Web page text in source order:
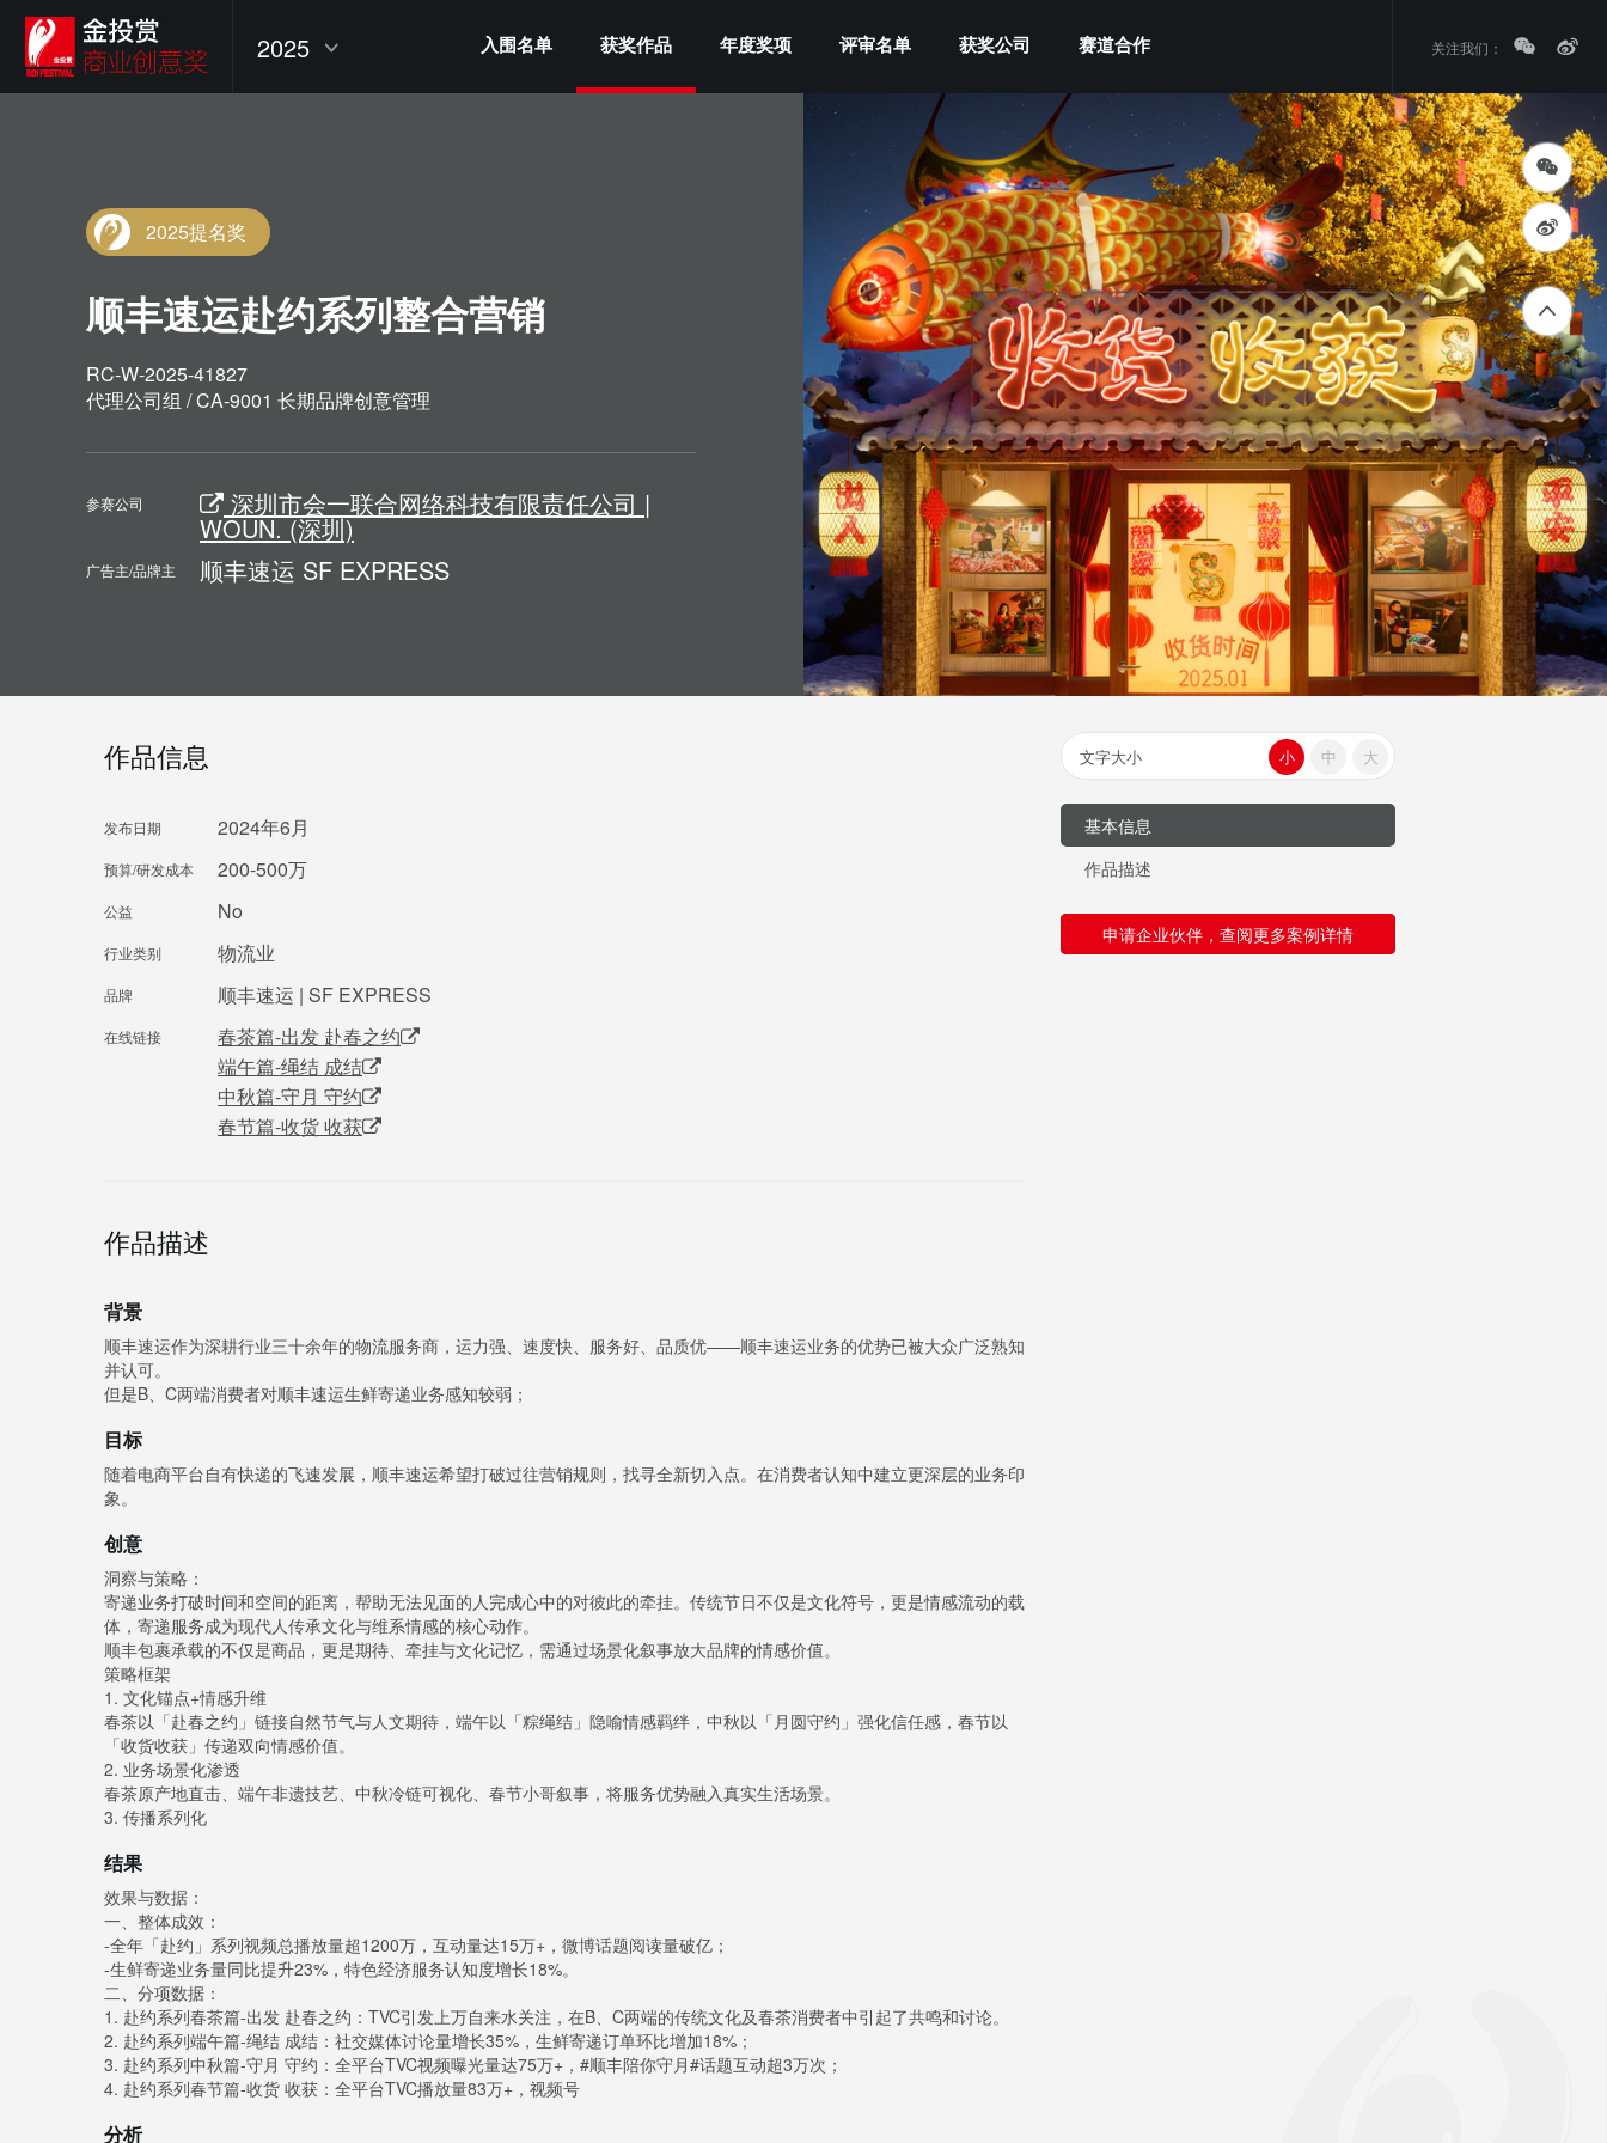
2025 入围名单 获奖作品 年度奖项 评审名单 获奖公司 赛道合作 关注我们：
2025提名奖
顺丰速运赴约系列整合营销
RC-W-2025-41827
代理公司组 / CA-9001 长期品牌创意管理
参赛公司 深圳市会一联合网络科技有限责任公司 |
WOUN. (深圳)
广告主/品牌主 顺丰速运 SF EXPRESS
作品信息
发布日期 2024年6月
预算/研发成本 200-500万
公益 No
行业类别 物流业
品牌 顺丰速运 | SF EXPRESS
在线链接
春茶篇-出发 赴春之约
端午篇-绳结 成结
中秋篇-守月 守约
春节篇-收货 收获
作品描述
背景
顺丰速运作为深耕行业三十余年的物流服务商，运力强、速度快、服务好、品质优——顺丰速运业务的优势已被大众广泛熟知
并认可。
但是B、C两端消费者对顺丰速运生鲜寄递业务感知较弱；
目标
随着电商平台自有快递的飞速发展，顺丰速运希望打破过往营销规则，找寻全新切入点。在消费者认知中建立更深层的业务印
象。
创意
洞察与策略：
寄递业务打破时间和空间的距离，帮助无法见面的人完成心中的对彼此的牵挂。传统节日不仅是文化符号，更是情感流动的载
体，寄递服务成为现代人传承文化与维系情感的核心动作。
顺丰包裹承载的不仅是商品，更是期待、牵挂与文化记忆，需通过场景化叙事放大品牌的情感价值。
策略框架
1. 文化锚点+情感升维
春茶以「赴春之约」链接自然节气与人文期待，端午以「粽绳结」隐喻情感羁绊，中秋以「月圆守约」强化信任感，春节以
「收货收获」传递双向情感价值。
2. 业务场景化渗透
春茶原产地直击、端午非遗技艺、中秋冷链可视化、春节小哥叙事，将服务优势融入真实生活场景。
3. 传播系列化
结果
效果与数据：
一、整体成效：
-全年「赴约」系列视频总播放量超1200万，互动量达15万+，微博话题阅读量破亿；
-生鲜寄递业务量同比提升23%，特色经济服务认知度增长18%。
二、分项数据：
1. 赴约系列春茶篇-出发 赴春之约：TVC引发上万自来水关注，在B、C两端的传统文化及春茶消费者中引起了共鸣和讨论。
2. 赴约系列端午篇-绳结 成结：社交媒体讨论量增长35%，生鲜寄递订单环比增加18%；
3. 赴约系列中秋篇-守月 守约：全平台TVC视频曝光量达75万+，#顺丰陪你守月#话题互动超3万次；
4. 赴约系列春节篇-收货 收获：全平台TVC播放量83万+，视频号
分析
文字大小 大
中
小
基本信息
作品描述
申请企业伙伴，查阅更多案例详情